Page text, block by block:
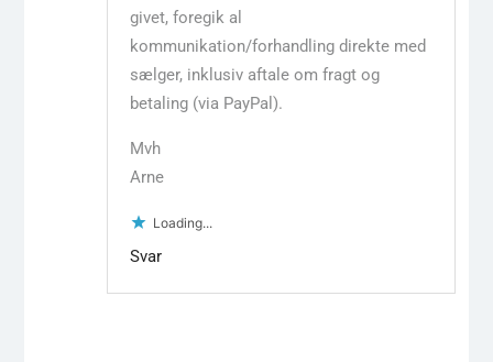
givet, foregik al
kommunikation/forhandling direkte med
sælger, inklusiv aftale om fragt og
betaling (via PayPal).
Mvh
Arne
Loading...
Svar